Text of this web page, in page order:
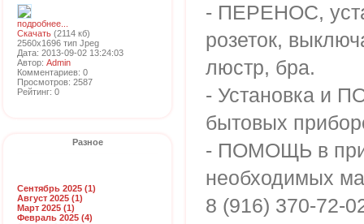
подробнее...
Скачать (2114 кб)
2560x1696 тип Jpeg
Дата: 2013-09-02 13:24:03
Автор: Admin
Комментариев: 0
Просмотров: 2587
Рейтинг: 0
Разное
Сентябрь 2025 (1)
Август 2025 (1)
Март 2025 (1)
Февраль 2025 (4)
- ПЕРЕНОС,
розеток,
люстр, бра.
- Установка и
бытовых
- ПОМОЩЬ в
необходимых
8 (916) 370-72-